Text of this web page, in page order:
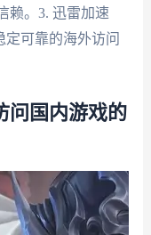
赖。3. 迅雷加速
可靠的海外访问
问国内游戏的